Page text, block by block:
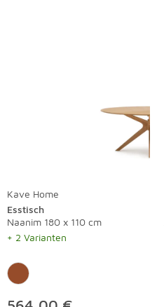
Kave Home
Esstisch
Naanim 180 x 110 cm
+ 2 Varianten